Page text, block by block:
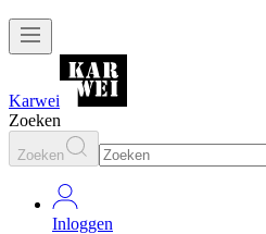
Karwei
Zoeken
Zoeken
Inloggen